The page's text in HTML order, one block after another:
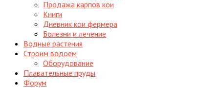
Продажа карпов кои
Книги
Дневник кои фермера
Болезни и лечение
Водные растения
Строим водоем
Оборудование
Плавательные пруды
Форум